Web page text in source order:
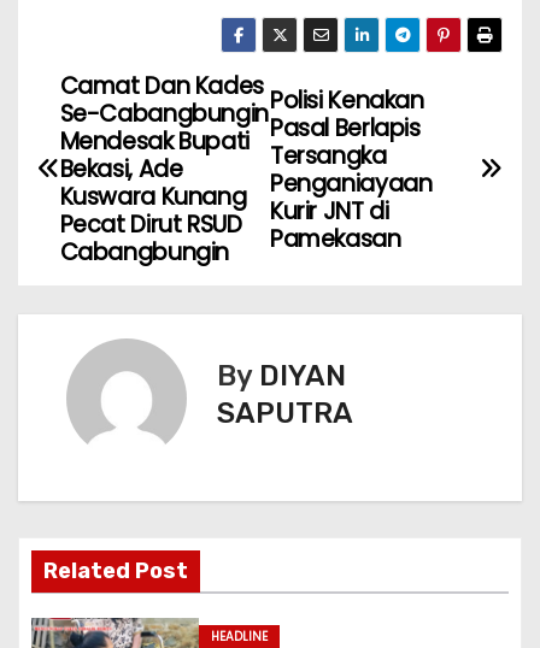
Polisi Kenakan
Pasal Berlapis
Tersangka
Penganiayaan
Kurir JNT di
Pamekasan
Camat Dan Kades
Se-Cabangbungin
Mendesak Bupati
Bekasi, Ade
Kuswara Kunang
Pecat Dirut RSUD
Cabangbungin
By DIYAN
SAPUTRA
Related Post
HEADLINE